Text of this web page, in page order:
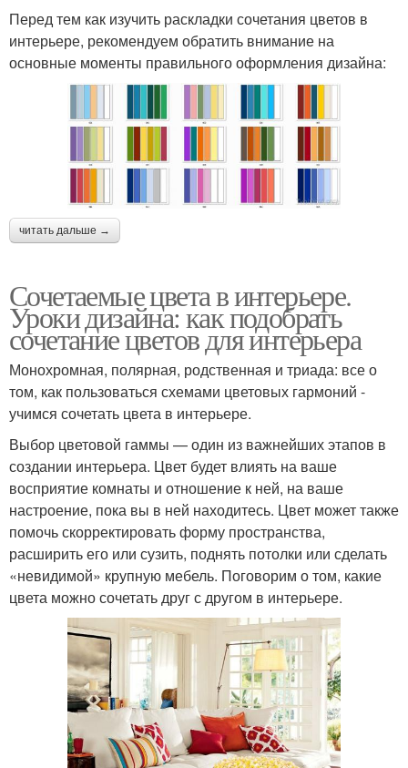
Перед тем как изучить раскладки сочетания цветов в
интерьере, рекомендуем обратить внимание на
основные моменты правильного оформления дизайна:
читать дальше →
Сочетаемые цвета в интерьере.
Уроки дизайна: как подобрать
сочетание цветов для интерьера
Монохромная, полярная, родственная и триада: все о
том, как пользоваться схемами цветовых гармоний -
учимся сочетать цвета в интерьере.
Выбор цветовой гаммы — один из важнейших этапов в
создании интерьера. Цвет будет влиять на ваше
восприятие комнаты и отношение к ней, на ваше
настроение, пока вы в ней находитесь. Цвет может также
помочь скорректировать форму пространства,
расширить его или сузить, поднять потолки или сделать
«невидимой» крупную мебель. Поговорим о том, какие
цвета можно сочетать друг с другом в интерьере.